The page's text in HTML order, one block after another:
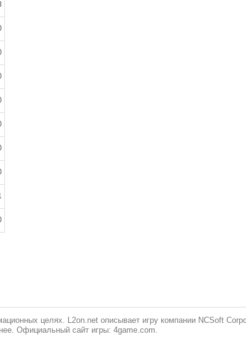
целях. L2on.net описывает игру компании NCSoft
Официальный сайт игры: 4game.com.